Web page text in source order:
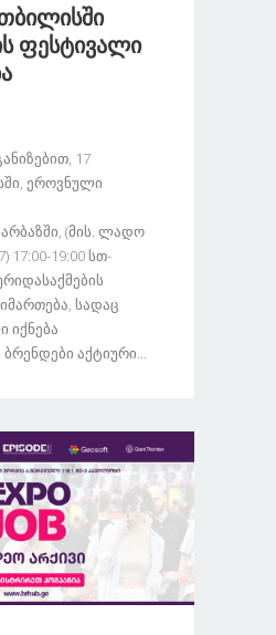
Ფესტივალი
17
Ეროვნული
(მის. Ლადო
17:00-19:00 Სთ-
Სადაც
Იქნება
Აქტიური...